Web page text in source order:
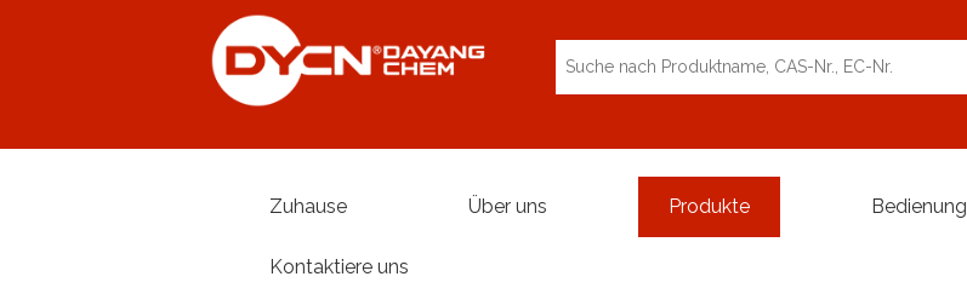
Zuhause Über uns Produkte Bedienung
Kontaktiere uns